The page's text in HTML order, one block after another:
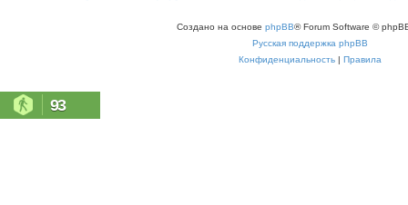
Создано на основе phpBB® Forum Software ©
Русская поддержка phpBB
Конфиденциальность | Правила
93